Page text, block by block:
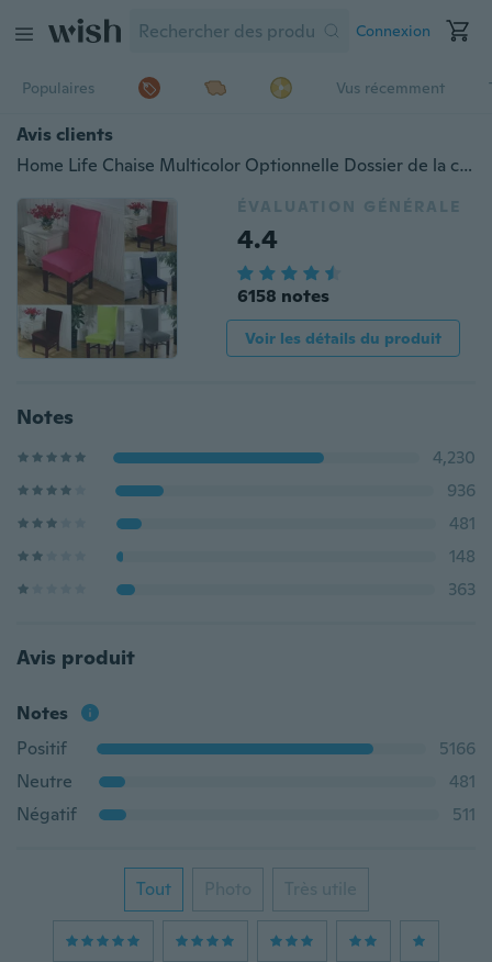
Connexion
Populaires Vus récemment
Avis clients
Home Life Chaise Multicolor Optionnelle Dossier de la chaise Jeu de Chaise Hôtel Chaise Couverture Hôtel Salle à manger Chaise antisalissure
ÉVALUATION GÉNÉRALE
4.4
6158 notes
Voir les détails du produit
Notes
4,230
936
481
148
363
Avis produit
Notes
Positif
5166
Neutre
481
Négatif
511
Tout Photo Très utile